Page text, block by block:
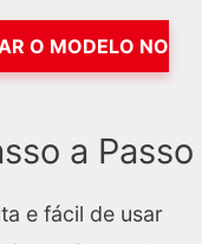
O MODELO NO
a Passo
e fácil de usar